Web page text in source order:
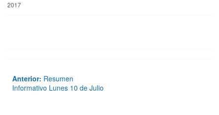
2017
Anterior: Resumen
Informativo Lunes 10 de Julio